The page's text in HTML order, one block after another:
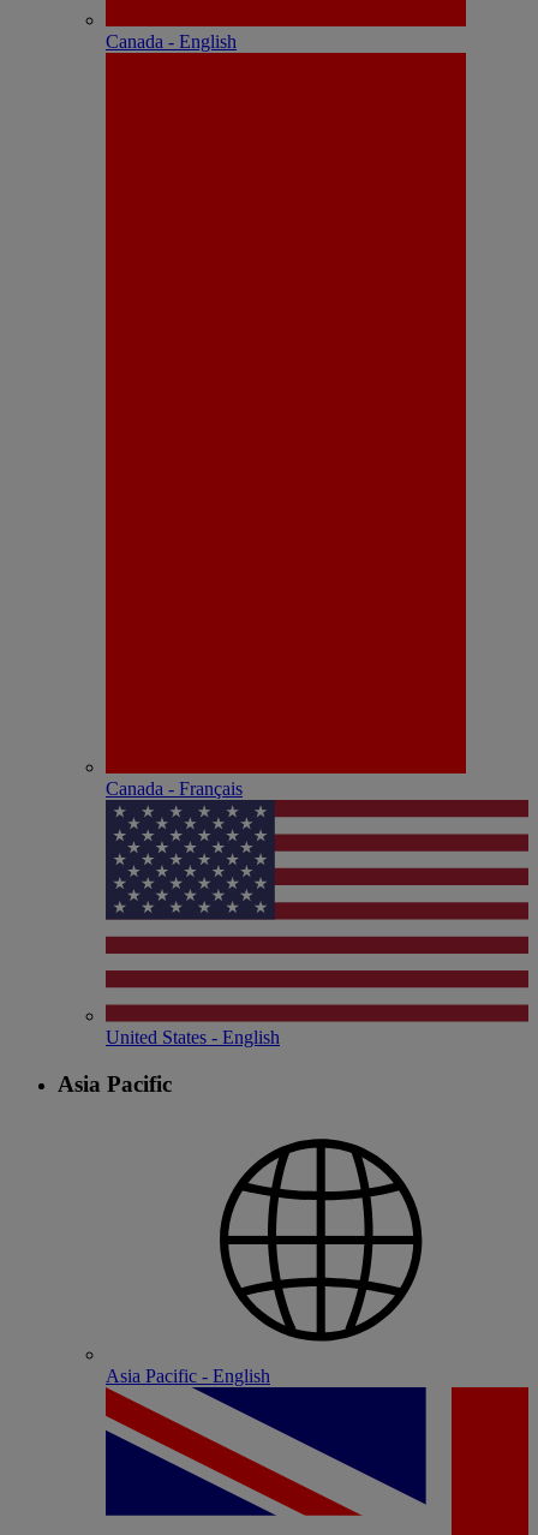
Canada - English
Canada - Français
United States - English
Asia Pacific
Asia Pacific - English